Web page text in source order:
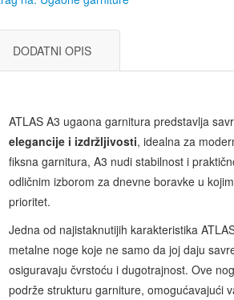
DODATNI OPIS
ATLAS A3 ugaona garnitura predstavlja
elegancije i izdržljivosti, idealna za
fiksna garnitura, A3 nudi stabilnost i
odličnim izborom za dnevne boravke u
prioritet.
Jedna od najistaknutijih karakteristika
metalne noge koje ne samo da joj daju
osiguravaju čvrstoću i dugotrajnost. Ove
podrže strukturu garniture, omogućavajući